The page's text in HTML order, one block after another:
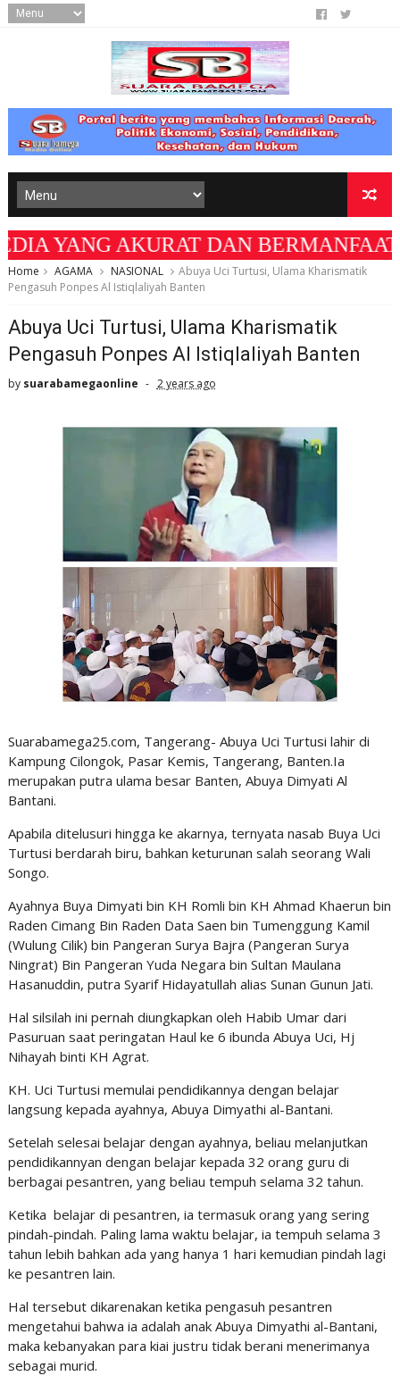
AKURAT DAN BERMANFAAT
Home AGAMA NASIONAL
Abuya Uci Turtusi, Ulama Kharismatik
Pengasuh Ponpes Al Istiqlaliyah Banten
Abuya Uci Turtusi, Ulama Kharismatik
Pengasuh Ponpes Al Istiqlaliyah Banten
by suarabamegaonline 2 years ago
Suarabamega25.com, Tangerang- Abuya Uci Turtusi lahir di
Kampung Cilongok, Pasar Kemis, Tangerang, Banten.Ia
merupakan putra ulama besar Banten, Abuya Dimyati Al
Bantani.
Apabila ditelusuri hingga ke akarnya, ternyata nasab Buya Uci
Turtusi berdarah biru, bahkan keturunan salah seorang Wali
Songo.
Ayahnya Buya Dimyati bin KH Romli bin KH Ahmad Khaerun bin
Raden Cimang Bin Raden Data Saen bin Tumenggung Kamil
(Wulung Cilik) bin Pangeran Surya Bajra (Pangeran Surya
Ningrat) Bin Pangeran Yuda Negara bin Sultan Maulana
Hasanuddin, putra Syarif Hidayatullah alias Sunan Gunun Jati.
Hal silsilah ini pernah diungkapkan oleh Habib Umar dari
Pasuruan saat peringatan Haul ke 6 ibunda Abuya Uci, Hj
Nihayah binti KH Agrat.
KH. Uci Turtusi memulai pendidikannya dengan belajar
langsung kepada ayahnya, Abuya Dimyathi al-Bantani.
Setelah selesai belajar dengan ayahnya, beliau melanjutkan
pendidikannyan dengan belajar kepada 32 orang guru di
berbagai pesantren, yang beliau tempuh selama 32 tahun.
Ketika belajar di pesantren, ia termasuk orang yang sering
pindah-pindah. Paling lama waktu belajar, ia tempuh selama 3
tahun lebih bahkan ada yang hanya 1 hari kemudian pindah lagi
ke pesantren lain.
Hal tersebut dikarenakan ketika pengasuh pesantren
mengetahui bahwa ia adalah anak Abuya Dimyathi al-Bantani,
maka kebanyakan para kiai justru tidak berani menerimanya
sebagai murid.